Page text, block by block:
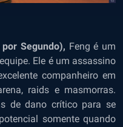
por Segundo), Feng é um
Ele é um assassino
companheiro em
raids e masmorras.
de dano crítico para se
somente quando